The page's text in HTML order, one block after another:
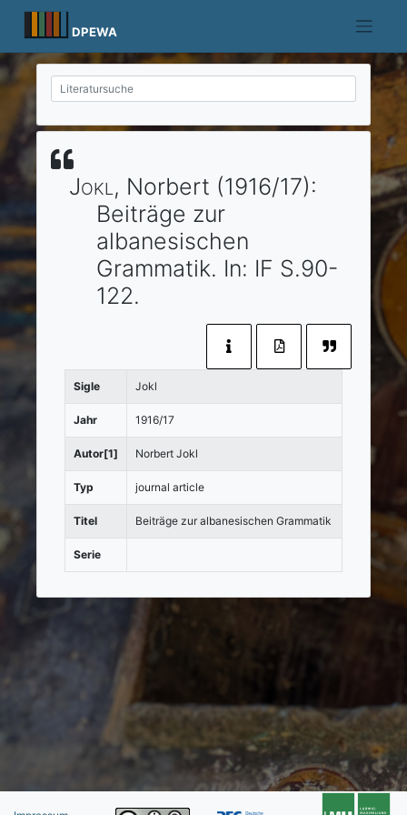
content
DPEWA
Jokl, Norbert (1916/17):
Beiträge zur
albanesischen
Grammatik. In: IF S.90-
122.
Sigle Jokl
Jahr 1916/17
Autor[1] Norbert Jokl
Typ journal article
Titel Beiträge zur albanesischen Grammatik
Serie